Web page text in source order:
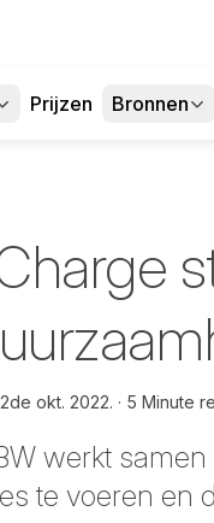
Prijzen Bronnen
okt. 2022. 5 Minute
werkt
te voeren en